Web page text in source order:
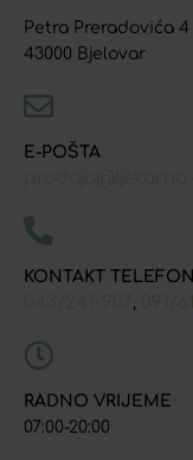
Petra Preradovića 4
43000 Bjelovar
E-POŠTA
KONTAKT TELEFONI
,
RADNO VRIJEME
07:00-20:00